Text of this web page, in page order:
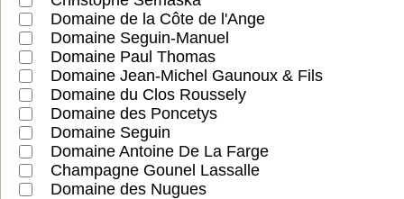
Domaine de la Côte de l'Ange
Domaine Seguin-Manuel
Domaine Paul Thomas
Domaine Jean-Michel Gaunoux & Fils
Domaine du Clos Roussely
Domaine des Poncetys
Domaine Seguin
Domaine Antoine De La Farge
Champagne Gounel Lassalle
Domaine des Nugues